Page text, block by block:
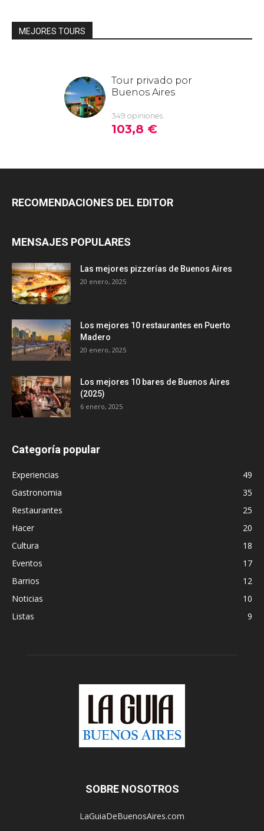
MEJORES TOURS
RECOMENDACIONES DEL EDITOR
MENSAJES POPULARES
Las mejores pizzerías de Buenos Aires
20 enero, 2025
Los mejores 10 restaurantes en Puerto
Madero
20 enero, 2025
Los mejores 10 bares de Buenos Aires
(2025)
6 enero, 2025
Categoría popular
Experiencias
49
Gastronomia
35
Restaurantes
25
Hacer
20
Cultura
18
Eventos
17
Barrios
12
Noticias
10
Listas
9
SOBRE NOSOTROS
LaGuiaDeBuenosAires.com